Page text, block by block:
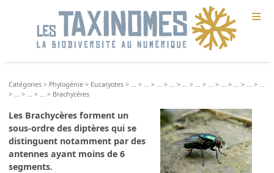
≡
Catégories > Phylogénie > Eucaryotes > > > > > > > > > > >
>
> > > Brachycères
Les Brachycères forment un
sous-ordre des diptères qui se
distinguent notamment par des
antennes ayant moins de 6
segments.